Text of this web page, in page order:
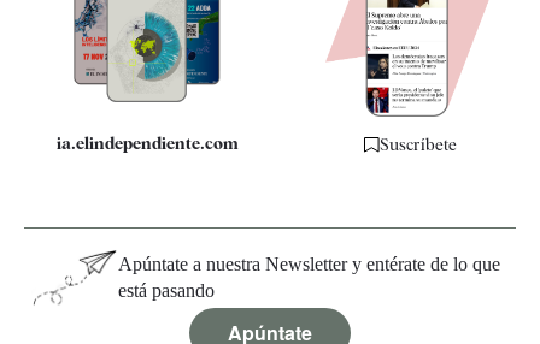
Quiénes somos
Especificaciones
ia.elindependiente.com Suscríbete
Apúntate a nuestra Newsletter y entérate de lo que
está pasando
Apúntate